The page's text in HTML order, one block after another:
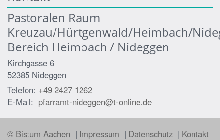
Pastoralen Raum
Kreuzau/Hürtgenwald/Heimbach/
Bereich Heimbach / Nideggen
Kirchgasse 6
52385 Nideggen
Telefon: +49 2427 1262
E-Mail: pfarramt-nideggen@t-online.de
© Bistum Aachen Impressum Datenschutz Kontakt